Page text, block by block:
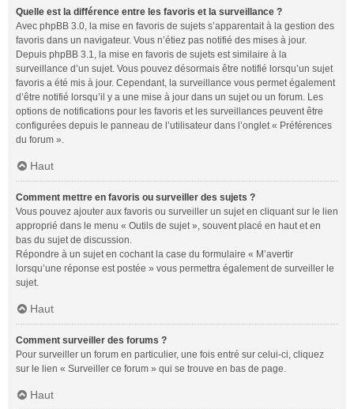
Quelle est la différence entre les favoris et la surveillance ?
Avec phpBB 3.0, la mise en favoris de sujets s’apparentait à la gestion des
favoris dans un navigateur. Vous n’étiez pas notifié des mises à jour.
Depuis phpBB 3.1, la mise en favoris de sujets est similaire à la
surveillance d’un sujet. Vous pouvez désormais être notifié lorsqu’un sujet
favoris a été mis à jour. Cependant, la surveillance vous permet également
d’être notifié lorsqu’il y a une mise à jour dans un sujet ou un forum. Les
options de notifications pour les favoris et les surveillances peuvent être
configurées depuis le panneau de l’utilisateur dans l’onglet « Préférences
du forum ».
Haut
Comment mettre en favoris ou surveiller des sujets ?
Vous pouvez ajouter aux favoris ou surveiller un sujet en cliquant sur le lien
approprié dans le menu « Outils de sujet », souvent placé en haut et en
bas du sujet de discussion.
Répondre à un sujet en cochant la case du formulaire « M’avertir
lorsqu’une réponse est postée » vous permettra également de surveiller le
sujet.
Haut
Comment surveiller des forums ?
Pour surveiller un forum en particulier, une fois entré sur celui-ci, cliquez
sur le lien « Surveiller ce forum » qui se trouve en bas de page.
Haut